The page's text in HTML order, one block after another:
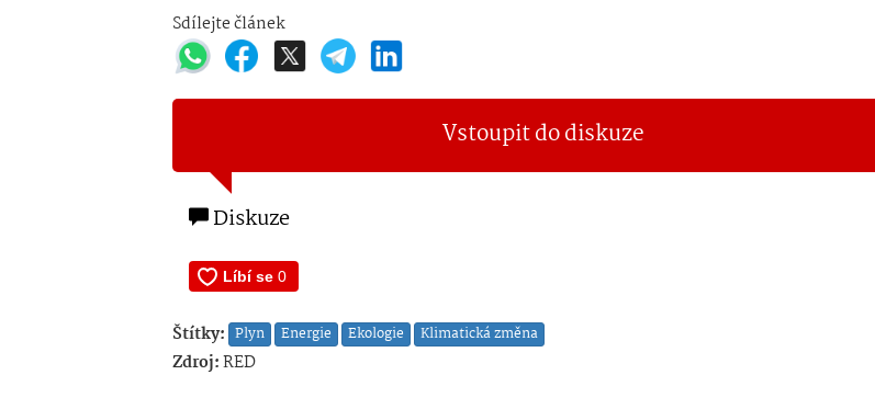
Sdílejte článek
Vstoupit do diskuze
Diskuze
Štítky: Plyn Energie Ekologie Klimatická změna
Zdroj:RED